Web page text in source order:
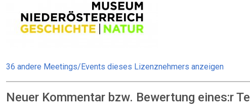
36 andere Meetings/Events dieses Lizenznehmers anzeigen
Neuer Kommentar bzw. Bewertung eines:r